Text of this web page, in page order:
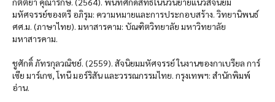
มหัศจรรย์ของตรี อภิรุม: ความหมายและการประกอบสร้าง. วิทยานิพนธ์
ศศ.ม. (ภาษาไทย). มหาสารคาม: บัณฑิตวิทยาลัย มหาวิทยาลัย
มหาสารคาม.
ชูศักดิ์ ภัทรกุลวณิชย์. (2559). สัจนิยมมหัศจรรย์ ในงานของกาเบรียล การ์
เซีย มาร์เกซ, โทนี มอร์ริสัน และวรรณกรรมไทย. กรุงเทพฯ: สำนักพิมพ์
อ่าน.